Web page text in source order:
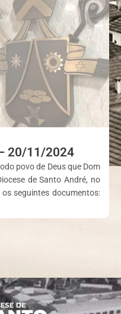
20/11/2024
povo de Deus que Dom
de Santo André, no
seguintes documentos: